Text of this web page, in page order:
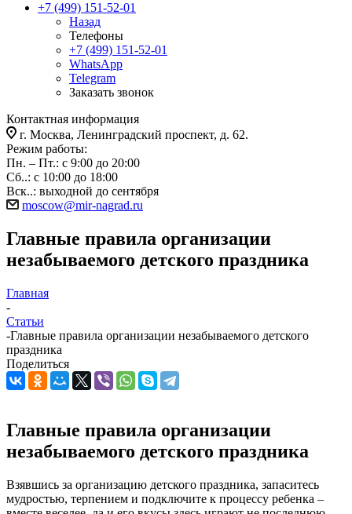
+7 (499) 151-52-01
Назад
Телефоны
+7 (499) 151-52-01
WhatsApp
Telegram
Заказать звонок
Контактная информация
г. Москва, Ленинградский проспект, д. 62.
Режим работы:
Пн. – Пт.: с 9:00 до 20:00
Сб..: с 10:00 до 18:00
Вск..: выходной до сентября
moscow@mir-nagrad.ru
Главные правила организации
незабываемого детского праздника
Главная
-
Статьи
-Главные правила организации незабываемого детского
праздника
Поделиться
Главные правила организации
незабываемого детского праздника
Взявшись за организацию детского праздника, запаситесь
мудростью, терпением и подключите к процессу ребенка –